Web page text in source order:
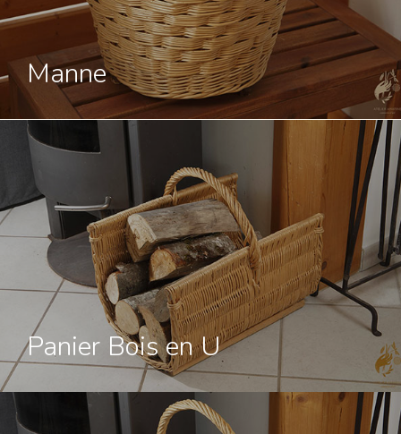
Manne
Panier Bois en U
Tel : 06 81 87 53 77
Mail :
contact@atelier-
amarine.fr
Horaire : Avec RDV : à
ou à la boutique la Fleur
Mélèze